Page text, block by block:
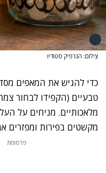
צילום: הגרפיק סטודיו
כדי להגיש את המאפים
טבעיים (הקפידו לבחור
מלאכותיים. מניחים על
מקשטים בפירות ומפזרים
פרסומת